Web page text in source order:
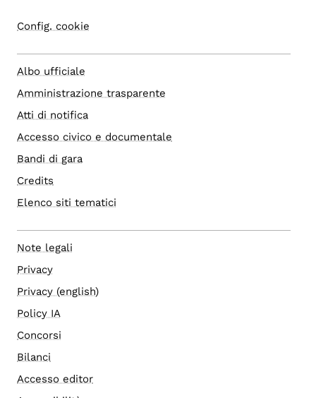
Config. cookie
Albo ufficiale
Amministrazione trasparente
Atti di notifica
Accesso civico e documentale
Bandi di gara
Credits
Elenco siti tematici
Note legali
Privacy
Privacy (english)
Policy IA
Concorsi
Bilanci
Accesso editor